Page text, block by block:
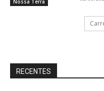
Nossa Terra
RECENTES